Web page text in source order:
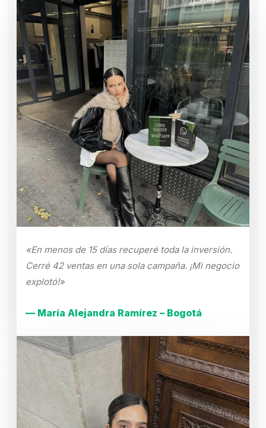
«En menos de 15 días recuperé toda la inversión.
Cerré 42 ventas en una sola campaña. ¡Mi negocio
explotó!»
— María Alejandra Ramírez – Bogotá